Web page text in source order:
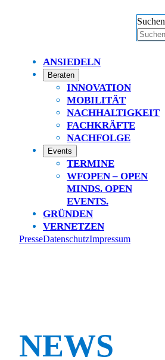
Suchen
ANSIEDELN
Beraten
INNOVATION
MOBILITÄT
NACHHALTIGKEIT
FACHKRÄFTE
NACHFOLGE
Events
TERMINE
WFOPEN – OPEN
MINDS. OPEN
EVENTS.
GRÜNDEN
VERNETZEN
PresseDatenschutzImpressum
NEWS